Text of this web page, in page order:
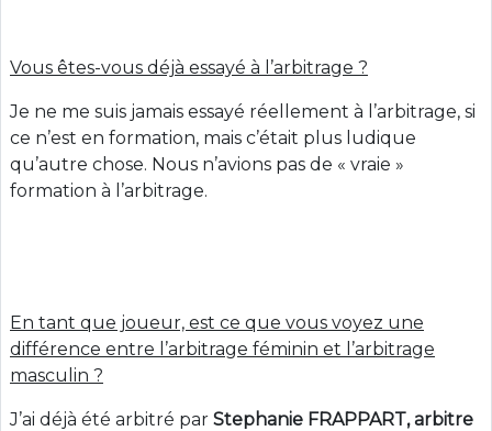
Vous êtes-vous déjà essayé à l’arbitrage ?
Je ne me suis jamais essayé réellement à l’arbitrage, si
ce n’est en formation, mais c’était plus ludique
qu’autre chose. Nous n’avions pas de « vraie »
formation à l’arbitrage.
En tant que joueur, est ce que vous voyez une
différence entre l’arbitrage féminin et l’arbitrage
masculin ?
J’ai déjà été arbitré par Stephanie FRAPPART, arbitre